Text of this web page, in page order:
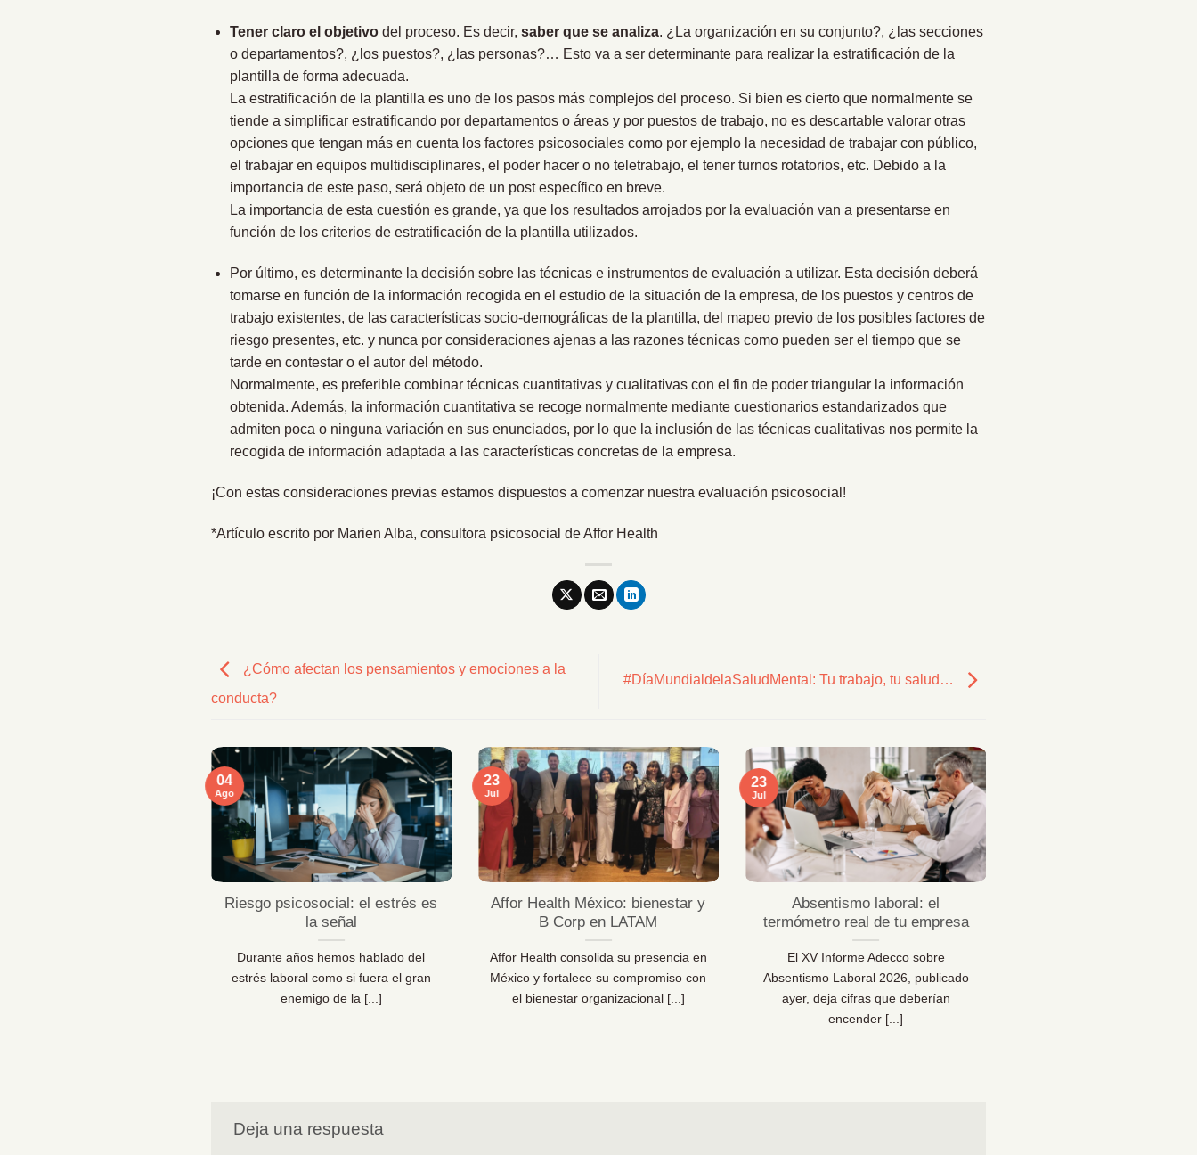
Tener claro el objetivodel proceso. Es decir, saber que se analiza. ¿La organización en su conjunto?, ¿las secciones
o departamentos?, ¿los puestos?, ¿las personas?… Esto va a ser determinante para realizar la estratificación de la
plantilla de forma adecuada.
La estratificación de la plantilla es uno de los pasos más complejos del proceso. Si bien es cierto que normalmente se
tiende a simplificar estratificando por departamentos o áreas y por puestos de trabajo, no es descartable valorar otras
opciones que tengan más en cuenta los factores psicosociales como por ejemplo la necesidad de trabajar con público,
el trabajar en equipos multidisciplinares, el poder hacer o no teletrabajo, el tener turnos rotatorios, etc. Debido a la
importancia de este paso, será objeto de un post específico en breve.
La importancia de esta cuestión es grande, ya que los resultados arrojados por la evaluación van a presentarse en
función de los criterios de estratificación de la plantilla utilizados.
Por último, es determinante la decisión sobre las técnicas e instrumentos de evaluación a utilizar. Esta decisión deberá
tomarse en función de la información recogida en el estudio de la situación de la empresa, de los puestos y centros de
trabajo existentes, de las características socio-demográficas de la plantilla, del mapeo previo de los posibles factores de
riesgo presentes, etc. y nunca por consideraciones ajenas a las razones técnicas como pueden ser el tiempo que se
tarde en contestar o el autor del método.
Normalmente, es preferible combinar técnicas cuantitativas y cualitativas con el fin de poder triangular la información
obtenida. Además, la información cuantitativa se recoge normalmente mediante cuestionarios estandarizados que
admiten poca o ninguna variación en sus enunciados, por lo que la inclusión de las técnicas cualitativas nos permite la
recogida de información adaptada a las características concretas de la empresa.
¡Con estas consideraciones previas estamos dispuestos a comenzar nuestra evaluación psicosocial!
*Artículo escrito por Marien Alba, consultora psicosocial de Affor Health
¿Cómo afectan los pensamientos y emociones a la
conducta?
#DíaMundialdelaSaludMental: Tu trabajo, tu salud…
Riesgo psicosocial: el estrés es
la señal
Durante años hemos hablado del
estrés laboral como si fuera el gran
enemigo de la [...]
04
Ago
Affor Health México: bienestar y
B Corp en LATAM
Affor Health consolida su presencia en
México y fortalece su compromiso con
el bienestar organizacional [...]
23
Jul
Absentismo laboral: el
termómetro real de tu empresa
El XV Informe Adecco sobre
Absentismo Laboral 2026, publicado
ayer, deja cifras que deberían
encender [...]
23
Jul
Deja una respuesta